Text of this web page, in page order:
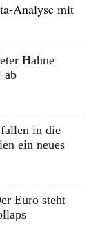
Analyse mit
Hahne
ab
in die
ein neues
Euro steht